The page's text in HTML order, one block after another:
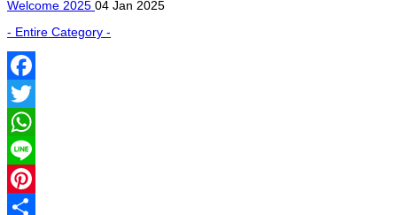
Welcome 2025 04 Jan 2025
- Entire Category -
Facebook
Twitter
WhatsApp
Line
Pinterest